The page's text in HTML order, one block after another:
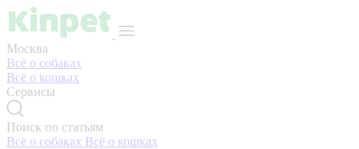
Москва
Всё о собаках
Всё о кошках
Сервисы
Поиск по статьям
Всё о собаках Всё о кошках